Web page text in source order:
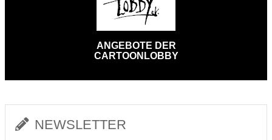
ANGEBOTE DER
CARTOONLOBBY
NEWSLETTER